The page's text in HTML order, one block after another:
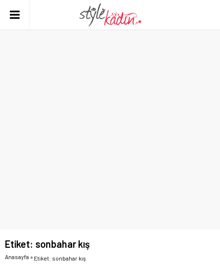
Etiket: sonbahar kış
Anasayfa » Etiket: sonbahar kış